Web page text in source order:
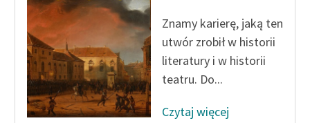
Ręce pełne poezji
Kolekcje edukacyjne
twórców przechodzących
do domeny publicznej,
lektur szkolnych oraz
Starego Testamentu
Znamy karierę, jaką ten
utwór zrobił w histo­rii
literatury i w historii
teatru. Do...
Czytaj więcej